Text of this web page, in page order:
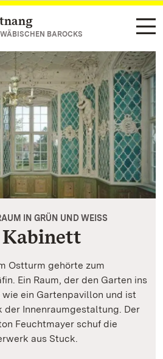
BAROCKS
IN GRÜN UND WEISS
Kabinett
Ostturm gehörte zum
Ein Raum, der den Garten ins
ein Gartenpavillon und ist
der Innenraumgestaltung. Der
Feuchtmayer schuf die
aus Stuck.